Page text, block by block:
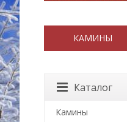
КАМИНЫ
Каталог
Камины